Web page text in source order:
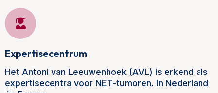
Expertisecentrum
Het Antoni van Leeuwenhoek (AVL) is erkend als
expertisecentra voor NET-tumoren. In Nederland